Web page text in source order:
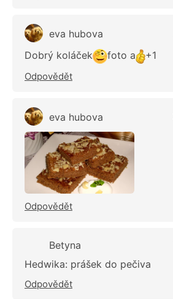
eva hubova
Dobrý koláček
foto a +1
Odpovědět
eva hubova
Odpovědět
Betyna
Hedwika: prášek do pečiva
Odpovědět